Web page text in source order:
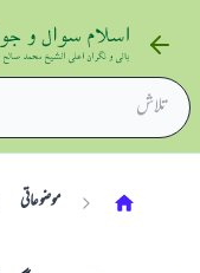
موضوعاتی